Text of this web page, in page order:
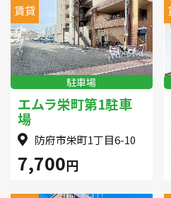
その他
1R〜1LDK 2K〜
4K以上
〜
賃貸
駐車場
エムラ栄町第1駐車
場
防府市栄町1丁目6-10
7,700円